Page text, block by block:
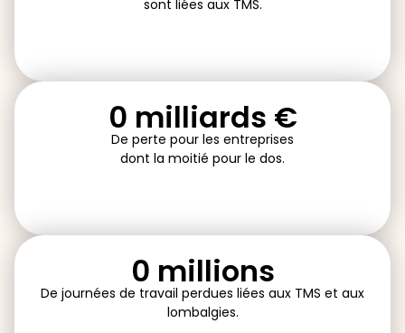
sont liées aux TMS.
1 milliards €
De perte pour les entreprises
dont la moitié pour le dos.
1 millions
De journées de travail perdues liées aux TMS et aux
lombalgies.